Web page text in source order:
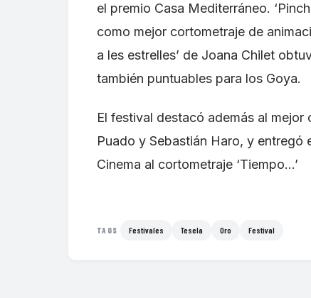
el premio Casa Mediterráneo.
como mejor cortometraje de
a les estrelles’ de Joana Chilet
también puntuables para los Goya.
El festival destacó además al mejor
Puado y Sebastián Haro, y
Cinema al cortometraje ‘Tiempo...’
TAGS Festivales Tesela Oro Festival